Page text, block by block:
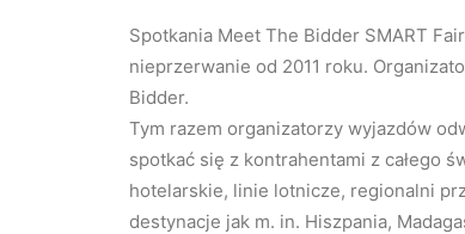
Spotkania Meet The Bidder SMART
nieprzerwanie od 2011 roku.
Bidder.
Tym razem organizatorzy wyjazdów
spotkać się z kontrahentami z całego
hotelarskie, linie lotnicze, regionalni
destynacje jak m. in. Hiszpania,